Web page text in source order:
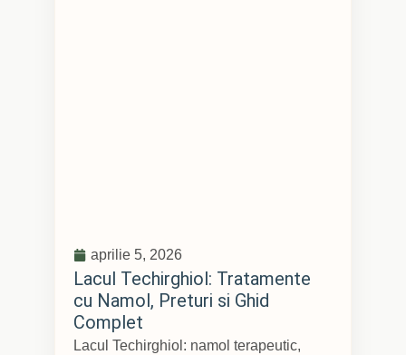
aprilie 5, 2026
Lacul Techirghiol: Tratamente
cu Namol, Preturi si Ghid
Complet
Lacul Techirghiol: namol terapeutic,